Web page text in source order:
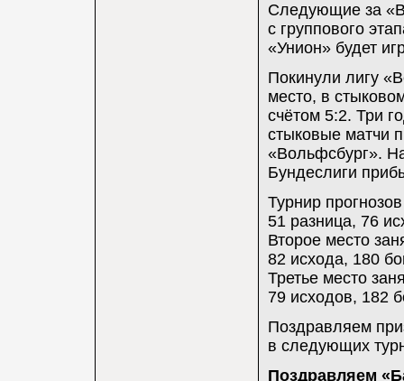
Следующие за
с группового
«Унион» будет
Покинули лигу
место, в
счётом 5:2. Три
стыковые матчи
«Вольфсбург».
Бундеслиги
Турнир
51 разница, 76
Второе место
82 исхода, 180
Третье место
79 исходов, 182
Поздравляем
в следующих
Поздравляем